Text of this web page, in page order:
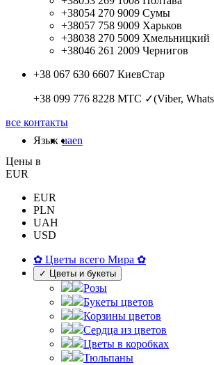
+38054 270 9009 Сумы
+38057 758 9009 Харьков
+38038 270 5009 Хмельницкий
+38046 261 2009 Чернигов
+38 067 630 6607 КиевСтар
+38 099 776 8228 МТС ✓(Viber,
все контакты
Язык uaen
Цены в
EUR
EUR
PLN
UAH
USD
✿ Цветы всего Мира ✿
✓ Цветы и букеты
Розы
Букеты цветов
Корзины цветов
Сердца из цветов
Цветы в коробках
Тюльпаны